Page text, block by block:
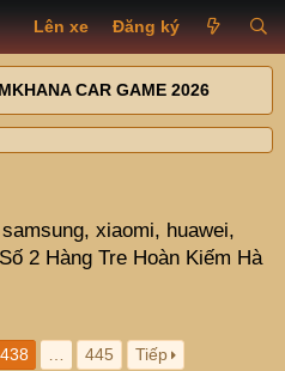
Lên xe Đăng ký
CAR GAME 2026
xiaomi, huawei,
2 Hàng Tre Hoàn Kiếm Hà
438 445 Tiếp